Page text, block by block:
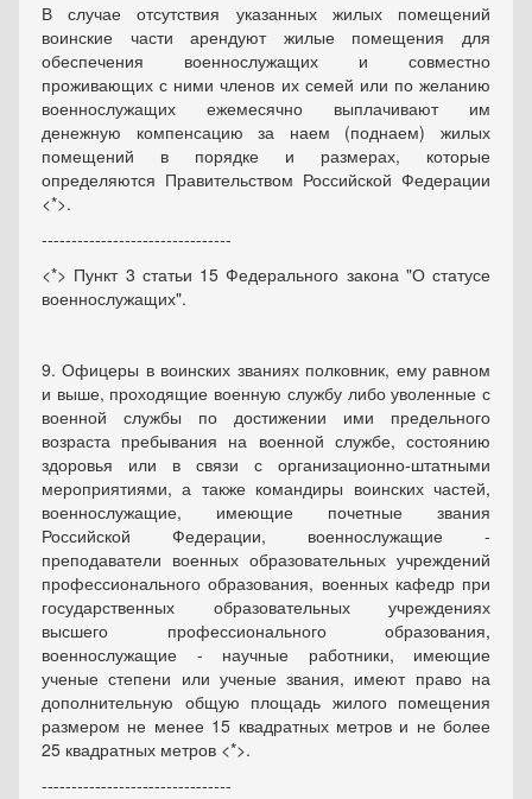
В случае отсутствия указанных жилых помещений
воинские части арендуют жилые помещения для
обеспечения военнослужащих и совместно
проживающих с ними членов их семей или по желанию
военнослужащих ежемесячно выплачивают им
денежную компенсацию за наем (поднаем) жилых
помещений в порядке и размерах, которые
определяются Правительством Российской Федерации
<*>.
--------------------------------
<*> Пункт 3 статьи 15 Федерального закона "О статусе
военнослужащих".
9. Офицеры в воинских званиях полковник, ему равном
и выше, проходящие военную службу либо уволенные с
военной службы по достижении ими предельного
возраста пребывания на военной службе, состоянию
здоровья или в связи с организационно-штатными
мероприятиями, а также командиры воинских частей,
военнослужащие, имеющие почетные звания
Российской Федерации, военнослужащие -
преподаватели военных образовательных учреждений
профессионального образования, военных кафедр при
государственных образовательных учреждениях
высшего профессионального образования,
военнослужащие - научные работники, имеющие
ученые степени или ученые звания, имеют право на
дополнительную общую площадь жилого помещения
размером не менее 15 квадратных метров и не более
25 квадратных метров <*>.
--------------------------------